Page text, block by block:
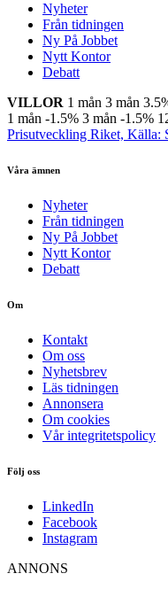
Nyheter
Från tidningen
Ny På Jobbet
Nytt Kontor
Debatt
VILLOR 1 mån 3 mån
1 mån -1.5% 3 mån -1.5%
Prisutveckling Riket, Källa:
Våra ämnen
Nyheter
Från tidningen
Ny På Jobbet
Nytt Kontor
Debatt
Om
Kontakt
Om oss
Nyhetsbrev
Läs tidningen
Annonsera
Om cookies
Vår integritetspolicy
Följ oss
LinkedIn
Facebook
Instagram
ANNONS